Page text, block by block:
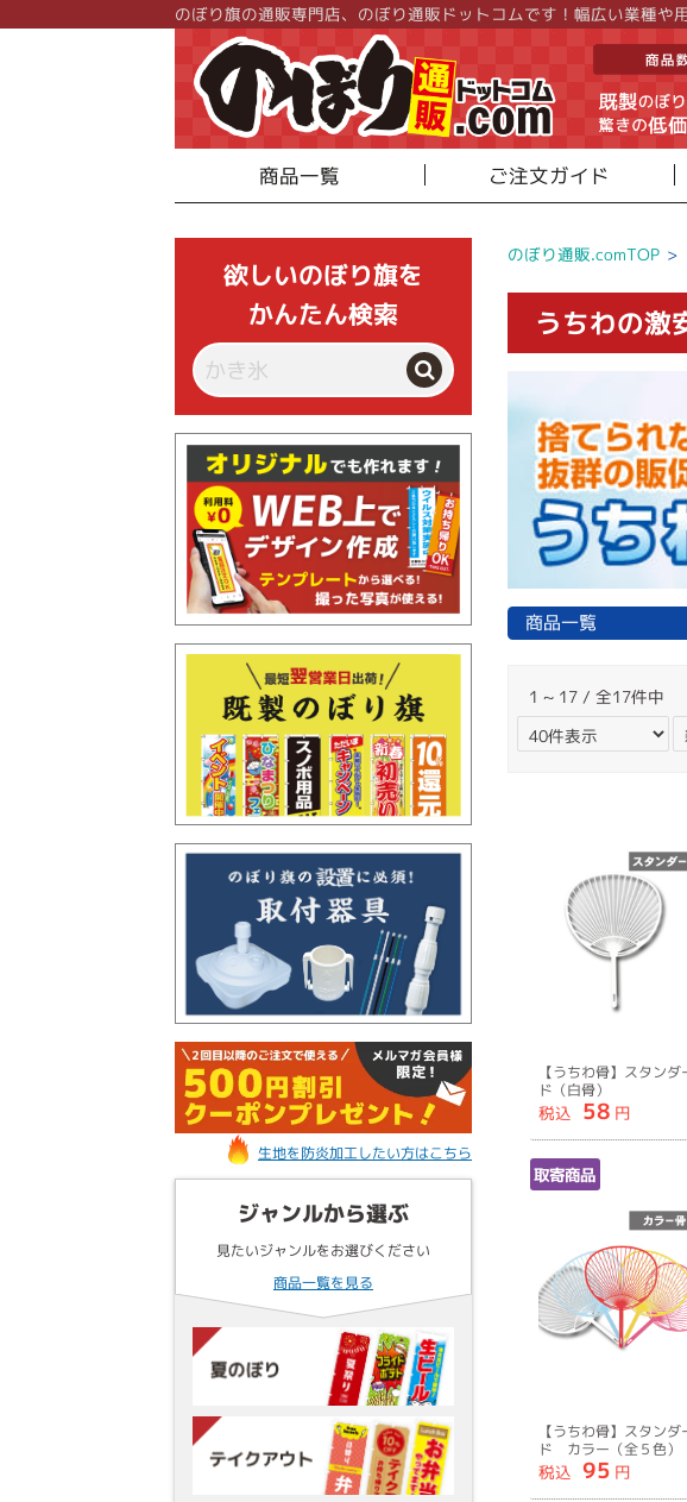
のぼり旗の通販専門店、のぼり通販ドットコムです！幅広い業種や
商品一覧 ご注文ガイド
欲しいのぼり旗を
かんたん検索
生地を防炎加工したい方はこちら
ジャンルから選ぶ
見たいジャンルをお選びください
商品一覧を見る
のぼり通販.comTOP >
うちわの激
商品一覧
1 ~ 17 / 全17件中
【うちわ骨】スタンダ
ド（白骨）
税込 58 円
取寄商品
【うちわ骨】スタンダ
ド カラー（全５色）
税込 95 円